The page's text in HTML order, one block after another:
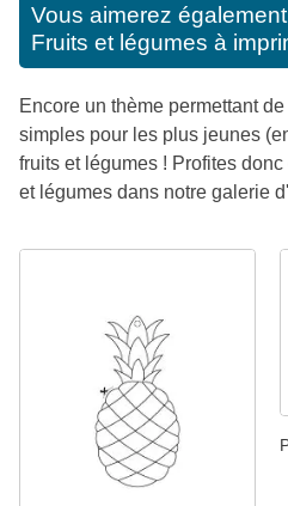
Vous aimerez
Fruits et légumes à
Encore un thème permettant
simples pour les plus jeunes
fruits et légumes ! Profites
et légumes dans notre galerie